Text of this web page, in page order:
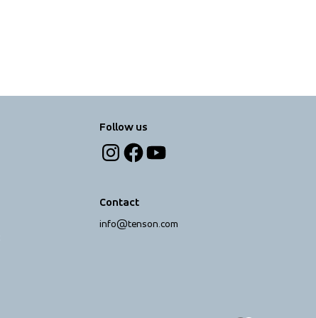
Follow us
Contact
info@tenson.com